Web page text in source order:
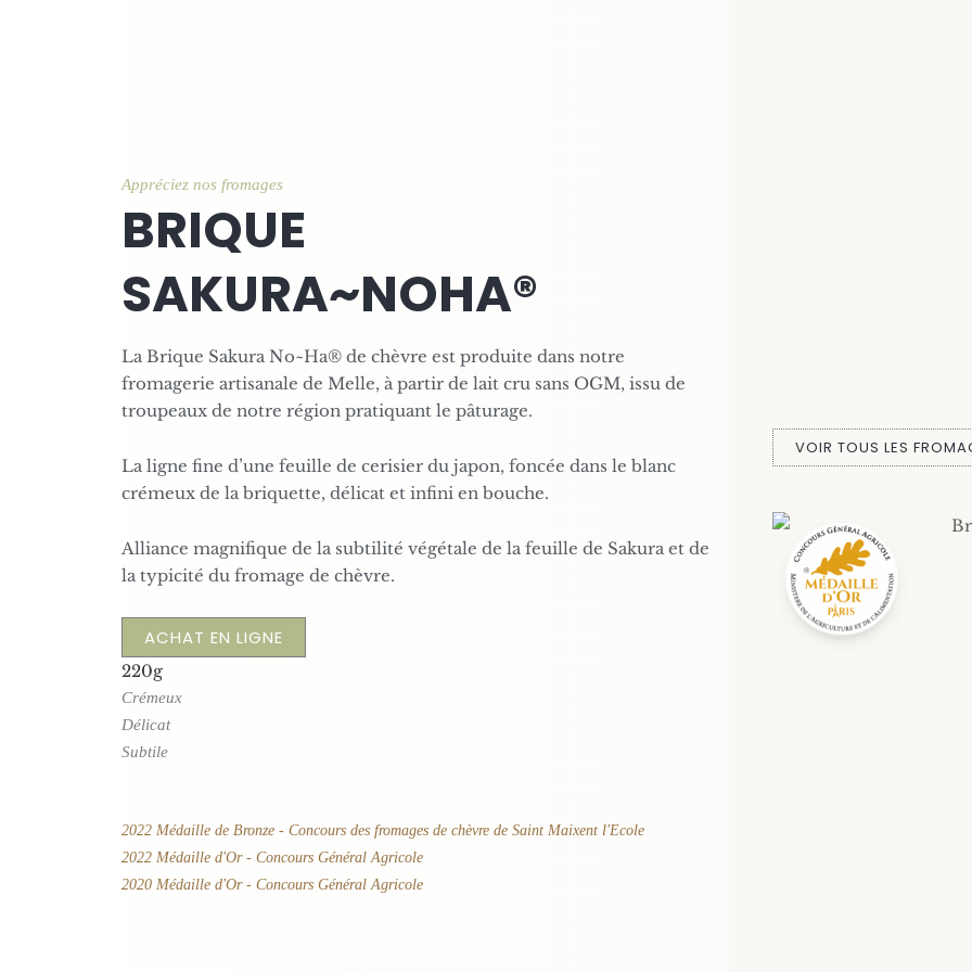
Appréciez nos fromages
BRIQUE
SAKURA~NOHA®
La Brique Sakura No~Ha® de chèvre est produite dans notre
fromagerie artisanale de Melle, à partir de lait cru sans OGM, issu de
troupeaux de notre région pratiquant le pâturage.
La ligne fine d’une feuille de cerisier du japon, foncée dans le blanc
crémeux de la briquette, délicat et infini en bouche.
Alliance magnifique de la subtilité végétale de la feuille de Sakura et de
la typicité du fromage de chèvre.
ACHAT EN LIGNE
220g
Crémeux
Délicat
Subtile
2022 Médaille de Bronze - Concours des fromages de chèvre de Saint Maixent l'Ecole
2022 Médaille d'Or - Concours Général Agricole
2020 Médaille d'Or - Concours Général Agricole
VOIR TOUS LES